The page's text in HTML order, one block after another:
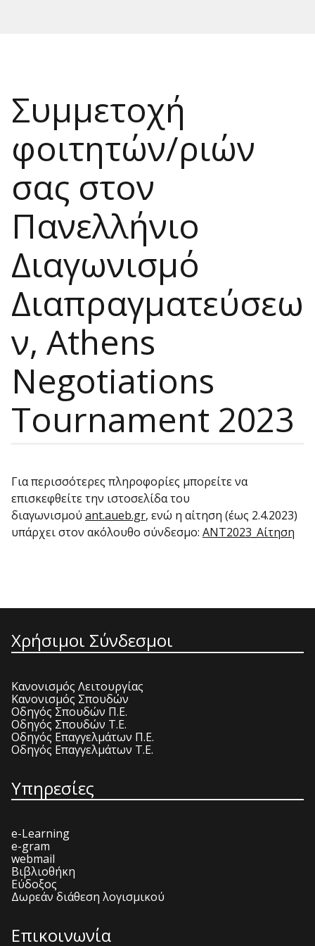
Συμμετοχή
φοιτητών/ριών
σας στον
Πανελλήνιο
Διαγωνισμό
Διαπραγματεύσεω
ν, Athens
Negotiations
Tournament 2023
Για περισσότερες πληροφορίες μπορείτε να
επισκεφθείτε την ιστοσελίδα του
διαγωνισμού ant.aueb.gr, ενώ η αίτηση (έως 2.4.2023)
υπάρχει στον ακόλουθο σύνδεσμο: ΑΝΤ2023_Αίτηση
Χρήσιμοι Σύνδεσμοι
Κανονισμός Λειτουργίας
Κανονισμός Σπουδών
Οδηγός Σπουδών Π.Ε.
Οδηγός Σπουδών Τ.Ε.
Οδηγός Επαγγελμάτων Π.Ε.
Οδηγός Επαγγελμάτων Τ.Ε.
Υπηρεσίες
e-Learning
e-gram
webmail
Βιβλιοθήκη
Εύδοξος
Δωρεάν διάθεση λογισμικού
Επικοινωνία